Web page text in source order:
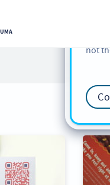
not